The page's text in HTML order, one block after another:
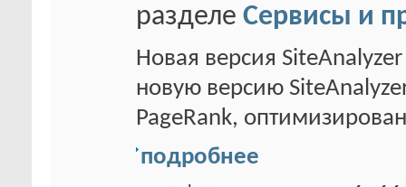
разделе Сервисы и
Новая версия
новую версию
PageRank,
подробнее